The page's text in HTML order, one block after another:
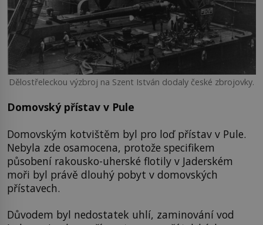
Dělostřeleckou výzbroj na Szent István dodaly české zbrojovky.
Domovský přístav v Pule
Domovským kotvištěm byl pro loď přístav v Pule.
Nebyla zde osamocena, protože specifikem
působení rakousko-uherské flotily v Jaderském
moři byl právě dlouhý pobyt v domovských
přístavech.
Důvodem byl nedostatek uhlí, zaminování vod